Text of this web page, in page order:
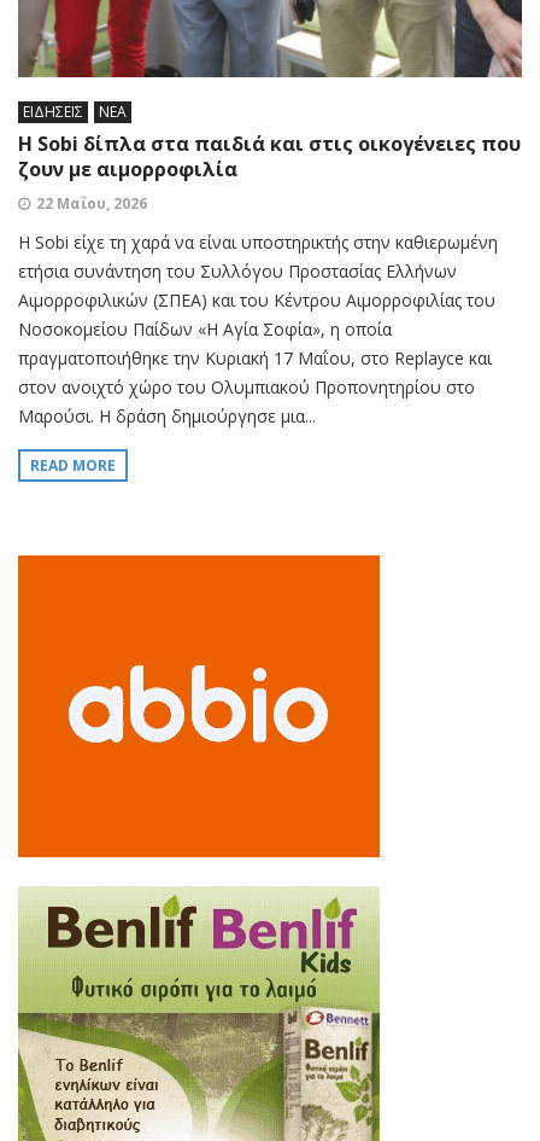
ΕΙΔΗΣΕΙΣ ΝΕΑ
Η Sobi δίπλα στα παιδιά και στις οικογένειες που
ζουν με αιμορροφιλία
22 Μαΐου, 2026
Η Sobi είχε τη χαρά να είναι υποστηρικτής στην καθιερωμένη
ετήσια συνάντηση του Συλλόγου Προστασίας Ελλήνων
Αιμορροφιλικών (ΣΠΕΑ) και του Κέντρου Αιμορροφιλίας του
Νοσοκομείου Παίδων «Η Αγία Σοφία», η οποία
πραγματοποιήθηκε την Κυριακή 17 Μαΐου, στο Replayce και
στον ανοιχτό χώρο του Ολυμπιακού Προπονητηρίου στο
Μαρούσι. Η δράση δημιούργησε μια...
READ MORE